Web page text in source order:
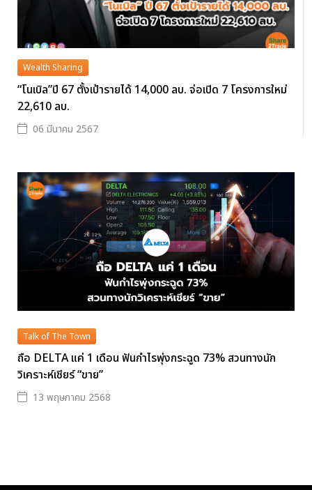
Wealth Sharing
“โนเบิล”ปี 67 ตั้งเป้ารายได้ 14,000 ลบ. จ่อเปิด 7 โครงการใหม่
22,610 ลบ.
06 มีนาคม 2567
Talk of The Town
ถือ DELTA แค่ 1 เดือน ฟันกำไรพุ่งกระฉูด 73% สวนทางนัก
วิเคราะห์เชียร์ “ขาย”
13 พฤษภาคม 2568